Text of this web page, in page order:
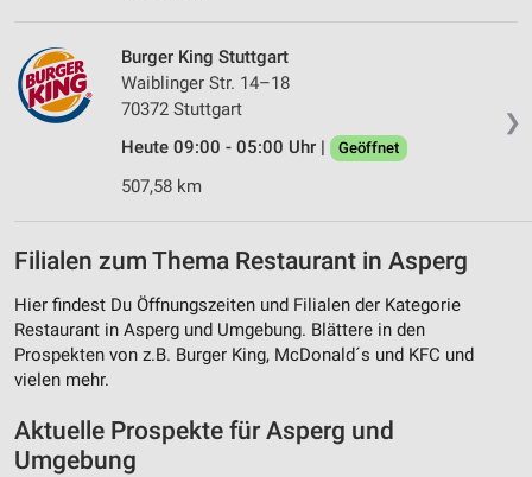
❯
Burger King Stuttgart
Waiblinger Str. 14–18
70372 Stuttgart
Heute 09:00 - 05:00 Uhr |
Geöffnet
507,58 km
Filialen zum Thema Restaurant in Asperg
Hier findest Du Öffnungszeiten und Filialen der Kategorie
Restaurant in Asperg und Umgebung. Blättere in den
Prospekten von z.B. Burger King, McDonald´s und KFC und
vielen mehr.
Aktuelle Prospekte für Asperg und
Umgebung